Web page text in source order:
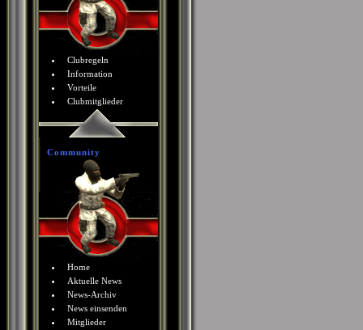
Clubregeln
Information
Vorteile
Clubmitglieder
Community
Home
Aktuelle News
News-Archiv
News einsenden
Mitglieder